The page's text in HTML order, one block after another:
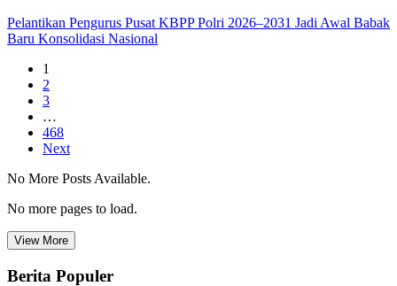
Pelantikan Pengurus Pusat KBPP Polri 2026–2031 Jadi Awal Babak
Baru Konsolidasi Nasional
1
2
3
…
468
Next
No More Posts Available.
No more pages to load.
View More
Berita Populer